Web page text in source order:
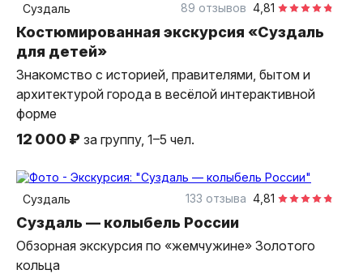
Суздаль
4,81
89 отзывов
Костюмированная экскурсия «Суздаль
для детей»
Знакомство с историей, правителями, бытом и
архитектурой города в весёлой интерактивной
форме
12 000 ₽ за группу, 1–5 чел.
Суздаль 4,81
133 отзыва
Суздаль — колыбель России
Обзорная экскурсия по «жемчужине» Золотого
кольца